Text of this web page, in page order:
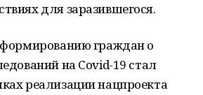
для заразившегося.
граждан о
на Covid-19 стал
реализации нацпроекта